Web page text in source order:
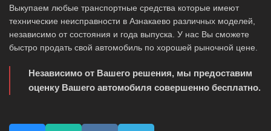
Выкупаем любые транспортные средства которые имеют
технические неисправности в Азнакаево различных моделей,
независимо от состояния и года выпуска. У нас Вы сможете
быстро продать свой автомобиль по хорошей рыночной цене.
Независимо от Вашего решения, мы предоставим
оценку Вашего автомобиля совершенно бесплатно.